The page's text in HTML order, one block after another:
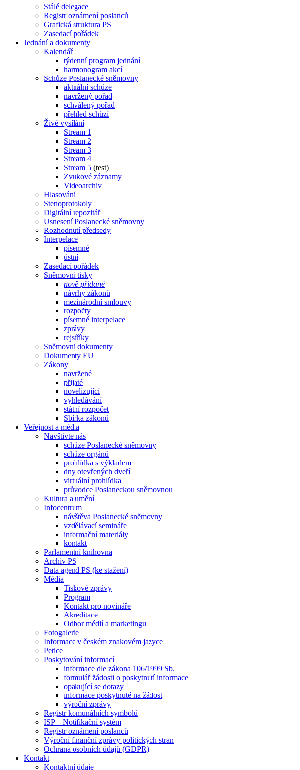
Stálé delegace
Registr oznámení poslanců
Grafická struktura PS
Zasedací pořádek
Jednání a dokumenty
Kalendář
týdenní program jednání
harmonogram akcí
Schůze Poslanecké sněmovny
aktuální schůze
navržený pořad
schválený pořad
přehled schůzí
Živé vysílání
Stream 1
Stream 2
Stream 3
Stream 4
Stream 5 (test)
Zvukové záznamy
Videoarchiv
Hlasování
Stenoprotokoly
Digitální repozitář
Usnesení Poslanecké sněmovny
Rozhodnutí předsedy
Interpelace
písemné
ústní
Zasedací pořádek
Sněmovní tisky
nově přidané
návrhy zákonů
mezinárodní smlouvy
rozpočty
písemné interpelace
zprávy
rejstříky
Sněmovní dokumenty
Dokumenty EU
Zákony
navržené
přijaté
novelizující
vyhledávání
státní rozpočet
Sbírka zákonů
Veřejnost a média
Navštivte nás
schůze Poslanecké sněmovny
schůze orgánů
prohlídka s výkladem
dny otevřených dveří
virtuální prohlídka
průvodce Poslaneckou sněmovnou
Kultura a umění
Infocentrum
návštěva Poslanecké sněmovny
vzdělávací semináře
informační materiály
kontakt
Parlamentní knihovna
Archiv PS
Data agend PS (ke stažení)
Média
Tiskové zprávy
Program
Kontakt pro novináře
Akreditace
Odbor médií a marketingu
Fotogalerie
Informace v českém znakovém jazyce
Petice
Poskytování informací
informace dle zákona 106/1999 Sb.
formulář žádosti o poskytnutí informace
opakující se dotazy
informace poskytnuté na žádost
výroční zprávy
Registr komunálních symbolů
ISP – Notifikační systém
Registr oznámení poslanců
Výroční finanční zprávy politických stran
Ochrana osobních údajů (GDPR)
Kontakt
Kontaktní údaje